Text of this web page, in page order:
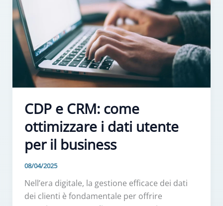
CDP e CRM: come
ottimizzare i dati utente
per il business
08/04/2025
Nell’era digitale, la gestione efficace dei dati
dei clienti è fondamentale per offrire